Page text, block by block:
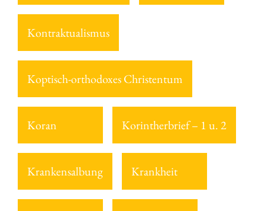
Kontraktualismus
Koptisch-orthodoxes Christentum
Koran Korintherbrief – 1 u. 2
Krankensalbung Krankheit